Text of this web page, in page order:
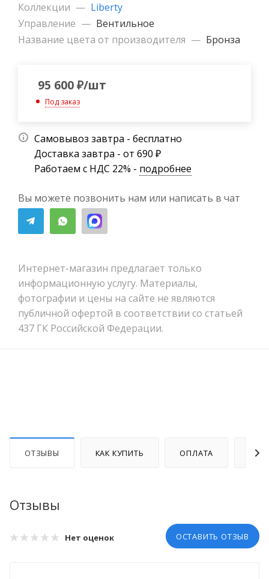
Коллекции — Liberty
Управление — Вентильное
Название цвета от производителя — Бронза
95 600₽/шт
Под заказ
Самовывоз завтра - бесплатно
Доставка завтра - от 690 ₽
Работаем с НДС 22% - подробнее
Вы можете позвонить нам или написать в чат
Интернет-магазин предлагает только
информационную услугу. Материалы,
фотографии и цены на сайте не являются
публичной офертой в соответствии со статьей
437 ГК Российской Федерации.
ОТЗЫВЫ КАК КУПИТЬ ОПЛАТА
Отзывы
Нет оценок ОСТАВИТЬ ОТЗЫВ